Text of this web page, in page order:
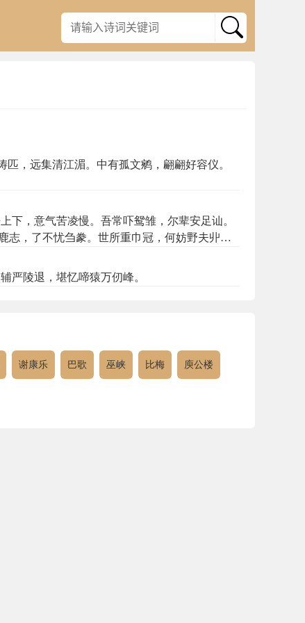
，远集清江湄。中有孤文鹓，翩翩好容仪。
下，意气苦凌慢。吾常吓鸳雏，尔辈安足讪。
志，了不忧刍豢。世所重巾冠，何妨野夫丱。
，怪祟立可辩。硩蔟书尚存，宁容恣妖幻。
严陵退，堪忆啼猿万仞峰。
谢康乐 巴歌 巫峡 比梅 庾公楼